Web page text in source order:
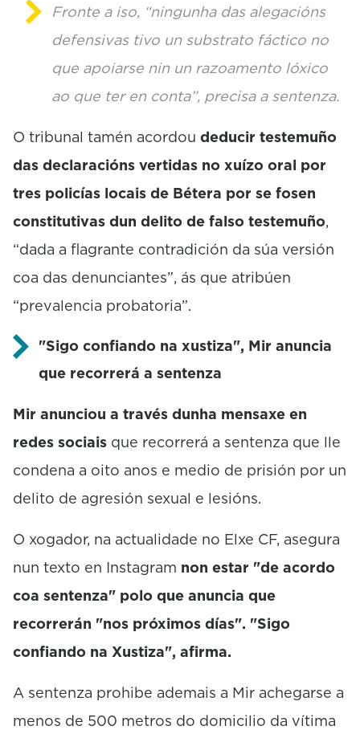
Fronte a iso, “ningunha das alegacións
defensivas tivo un substrato fáctico no
que apoiarse nin un razoamento lóxico
ao que ter en conta”, precisa a sentenza.
O tribunal tamén acordou deducir testemuño
das declaracións vertidas no xuízo oral por
tres policías locais de Bétera por se fosen
constitutivas dun delito de falso testemuño,
“dada a flagrante contradición da súa versión
coa das denunciantes”, ás que atribúen
“prevalencia probatoria”.
"Sigo confiando na xustiza", Mir anuncia
que recorrerá a sentenza
Mir anunciou a través dunha mensaxe en
redes sociais que recorrerá a sentenza que lle
condena a oito anos e medio de prisión por un
delito de agresión sexual e lesións.
O xogador, na actualidade no Elxe CF, asegura
nun texto en Instagram non estar "de acordo
coa sentenza" polo que anuncia que
recorrerán "nos próximos días". "Sigo
confiando na Xustiza", afirma.
A sentenza prohibe ademais a Mir achegarse a
menos de 500 metros do domicilio da vítima